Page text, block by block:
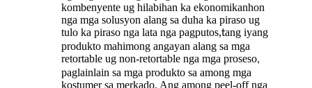
kombenyente ug hilabihan ka ekonomikanhon
nga mga solusyon alang sa duha ka piraso ug
tulo ka piraso nga lata nga pagputos,tang iyang
produkto mahimong angayan alang sa mga
retortable ug non-retortable nga mga proseso,
paglainlain sa mga produkto sa among mga
kostumer sa merkado. Ang among peel-off nga